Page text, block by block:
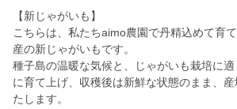
【新じゃがいも】
こちらは、私たちaimo農園で丹精込めて育
産の新じゃがいもです。
種子島の温暖な気候と、じゃがいも栽培に
に育て上げ、収穫後は新鮮な状態のまま、
たします。